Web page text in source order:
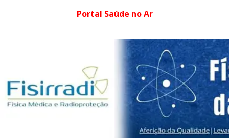
Portal Saúde no Ar